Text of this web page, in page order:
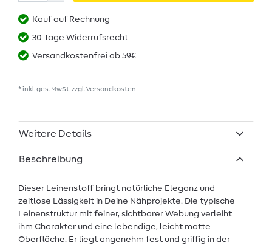
Kauf auf Rechnung
30 Tage Widerrufsrecht
Versandkostenfrei ab 59€
* inkl. ges. MwSt. zzgl. Versandkosten
Weitere Details
Beschreibung
Dieser Leinenstoff bringt natürliche Eleganz und
zeitlose Lässigkeit in Deine Nähprojekte. Die typische
Leinenstruktur mit feiner, sichtbarer Webung verleiht
ihm Charakter und eine lebendige, leicht matte
Oberfläche. Er liegt angenehm fest und griffig in der